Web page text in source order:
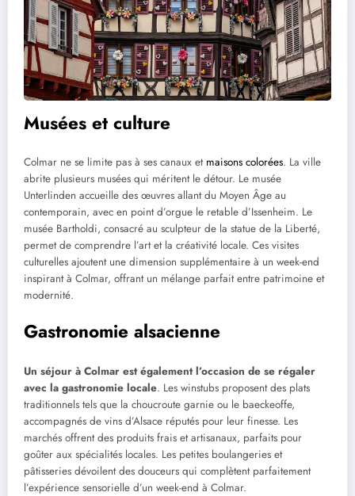
Musées et culture
Colmar ne se limite pas à ses canaux et maisons colorées. La ville
abrite plusieurs musées qui méritent le détour. Le musée
Unterlinden accueille des œuvres allant du Moyen Âge au
contemporain, avec en point d’orgue le retable d’Issenheim. Le
musée Bartholdi, consacré au sculpteur de la statue de la Liberté,
permet de comprendre l’art et la créativité locale. Ces visites
culturelles ajoutent une dimension supplémentaire à un week-end
inspirant à Colmar, offrant un mélange parfait entre patrimoine et
modernité.
Gastronomie alsacienne
Un séjour à Colmar est également l’occasion de se régaler
avec la gastronomie locale. Les winstubs proposent des plats
traditionnels tels que la choucroute garnie ou le baeckeoffe,
accompagnés de vins d’Alsace réputés pour leur finesse. Les
marchés offrent des produits frais et artisanaux, parfaits pour
goûter aux spécialités locales. Les petites boulangeries et
pâtisseries dévoilent des douceurs qui complètent parfaitement
l’expérience sensorielle d’un week-end à Colmar.